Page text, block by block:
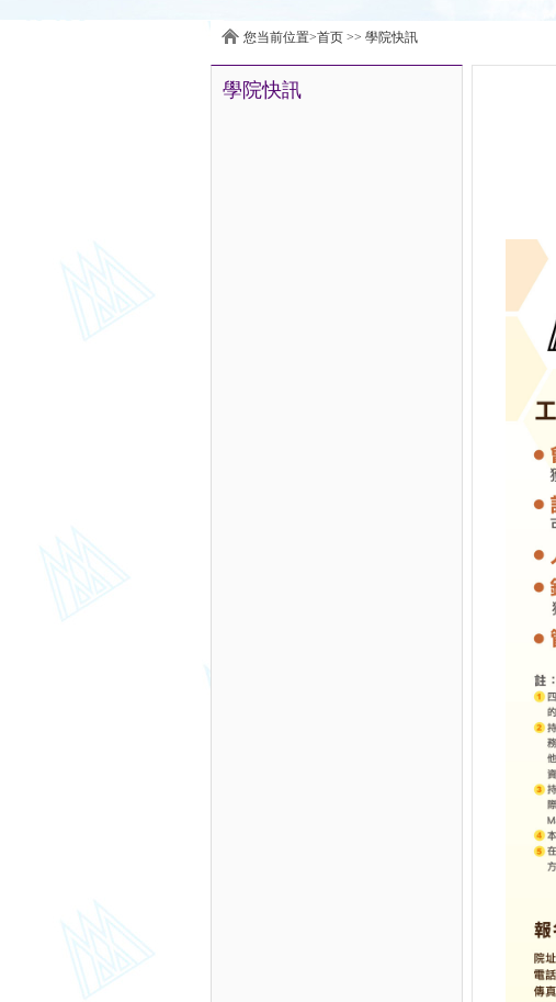
您当前位置>首页 >> 學院快訊
學院快訊